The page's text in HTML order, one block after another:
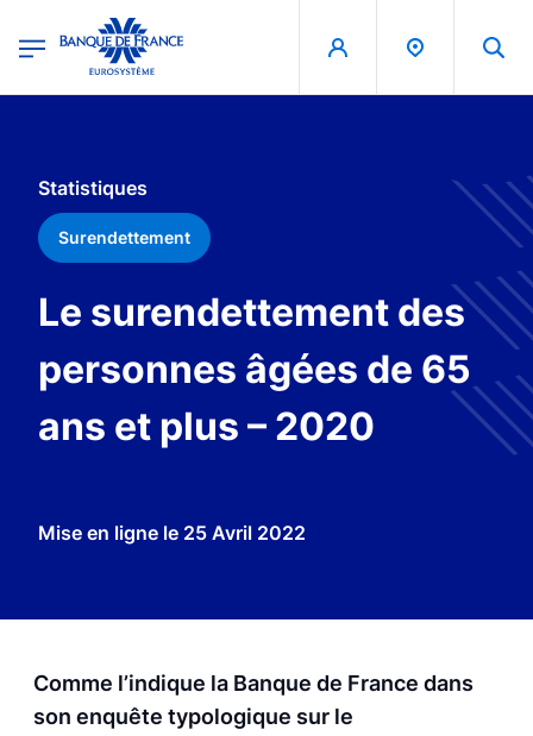
Banque de France - Menu Principal
Statistiques
Surendettement
Le surendettement des
personnes âgées de 65
ans et plus – 2020
Mise en ligne le 25 Avril 2022
Comme l’indique la Banque de France dans
son enquête typologique sur le